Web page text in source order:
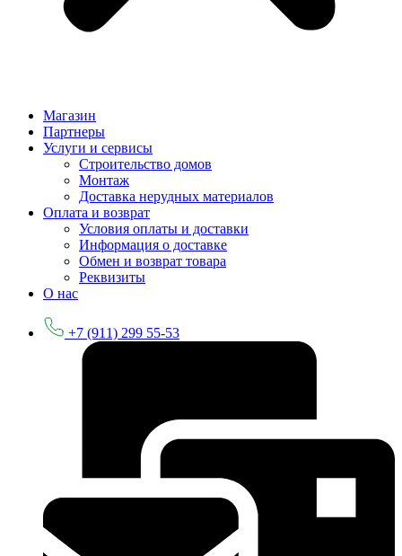
Магазин
Партнеры
Услуги и сервисы
Строительство домов
Монтаж
Доставка нерудных материалов
Оплата и возврат
Условия оплаты и доставки
Информация о доставке
Обмен и возврат товара
Реквизиты
О нас
+7 (911) 299 55-53